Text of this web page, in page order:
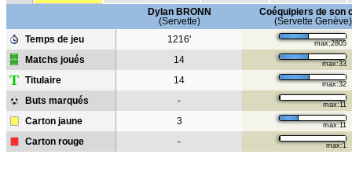
Dylan BRONN
(Servette)
Coéquipiers de son
(Servette Genève)
Temps de jeu
1216' max:2805
Matchs joués 14 max:33
T Titulaire 14 max:32
Buts marqués - max:11
Carton jaune 3 max:11
Carton rouge - max:1